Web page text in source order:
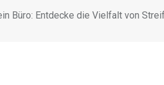
Büro: Entdecke die Vielfalt von